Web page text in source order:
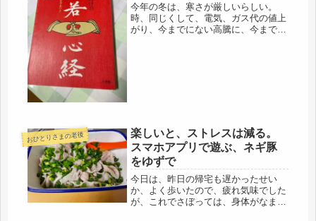
今年の冬は、寒さが厳しいらしい。
時、同じくして、電気、ガス代の値上
がり、今までにない高騰に、今までに
おひとりさまの老後
楽しいと、ストレスは減る。
スマホアプリで遊ぶ、ネギ豚
をゆずで
今日は、昨日の帰宅も遅かったせい
か、よく歩いたので、疲れ気味でした
が、これでさぼっては、身体がなま